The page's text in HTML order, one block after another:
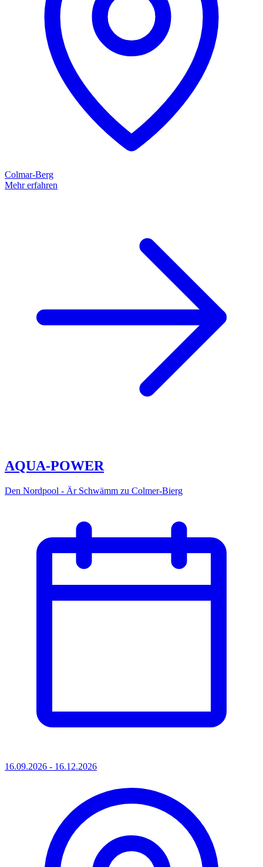
Colmar-Berg
Mehr erfahren
AQUA-POWER
Den Nordpool - Är Schwämm zu Colmer-Bierg
16.09.2026 - 16.12.2026